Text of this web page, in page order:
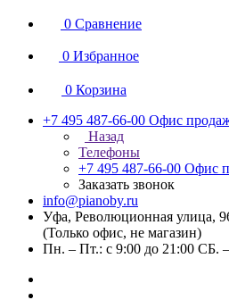
0 Сравнение
0 Избранное
0 Корзина
+7 495 487-66-00 Офис
Назад
Телефоны
+7 495 487-66-00 Офис
Заказать звонок
info@pianoby.ru
Уфа, Революционная улица,
(Только офис, не магазин)
Пн. – Пт.: с 9:00 до 21:00 СБ.